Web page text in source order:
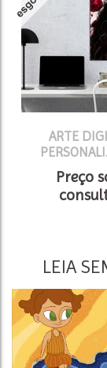
ARTE
Preço
LEIA